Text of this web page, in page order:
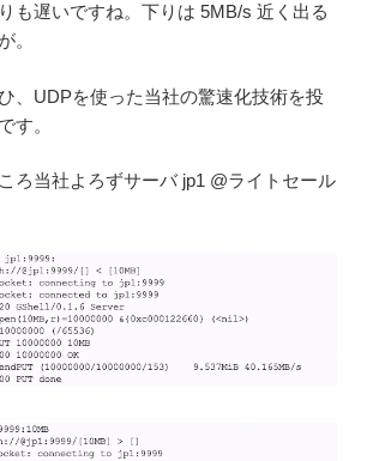
も遅いですね。下りは 5MB/s 近く出る
。
、UDPを使った当社の驚速化技術を投
す。
ろ当社よろずサーバ jp1 @ライトセール